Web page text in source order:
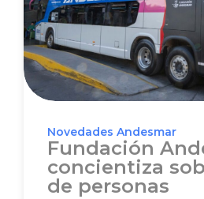
Novedades Andesmar
Fundación
concientiza
de personas